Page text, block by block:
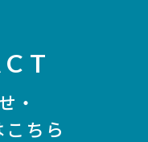
・
ちら